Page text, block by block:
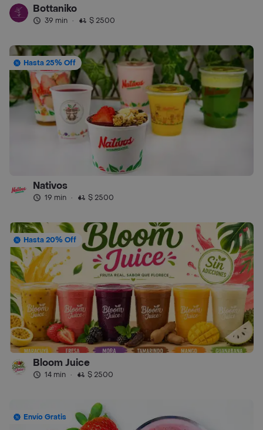
Bottaniko
39 min · $ 2500
Hasta 25% Off
Nativos
19 min · $ 2500
Hasta 20% Off
Bloom Juice
14 min · $ 2500
Envío Gratis